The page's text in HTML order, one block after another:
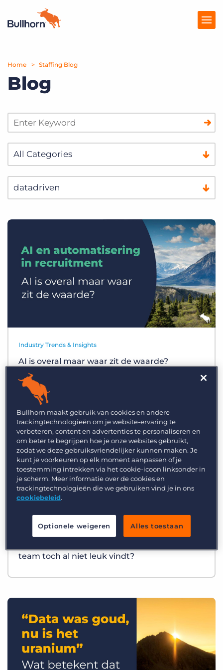
Producten
Prijzen
Marketplace
Over Ons
Inloggen
Home Staffing Blog
Blog
Industry Trends & Insights
AI is overal maar waar zit de waarde?
Best Practices
team toch al niet leuk vindt?
Bullhorn maakt gebruik van cookies en andere
trackingtechnologieën om je website-ervaring te
verbeteren, content en advertenties te personaliseren en
om beter te begrijpen hoe je onze websites gebruikt,
zodat we deze gebruiksvriendelijker kunnen maken. Je
kunt je voorkeuren op elk moment aanpassen of je
toestemming intrekken via het cookie-icoon linksonder in
je scherm. Meer informatie over de cookies en
trackingtechnologieën die we gebruiken vind je in ons
cookiebeleid.
Optionele weigeren Alles toestaan